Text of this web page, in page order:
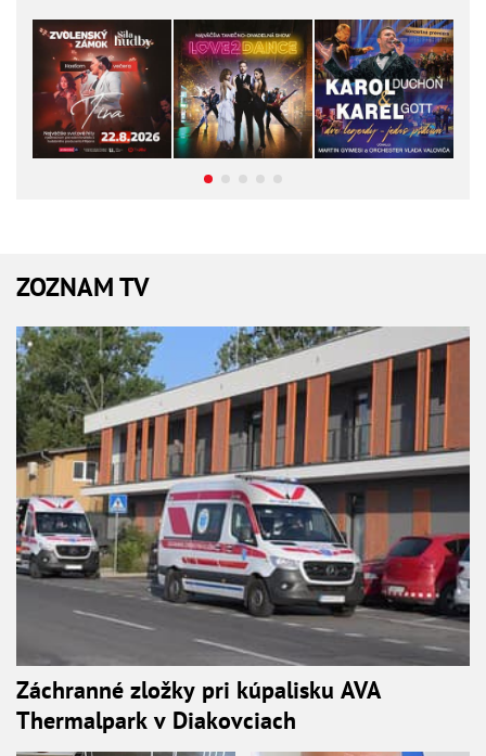
ZOZNAM TV
Záchranné zložky pri kúpalisku AVA
Thermalpark v Diakovciach